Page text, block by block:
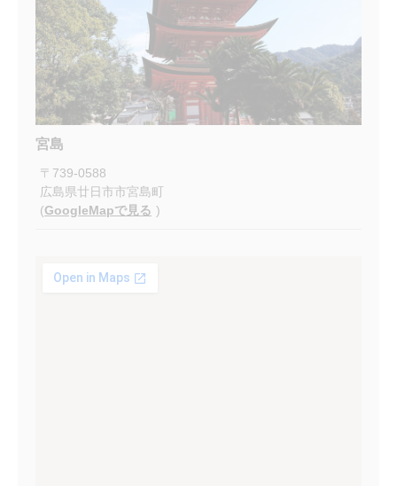
宮島
〒 739-0588
広島県廿日市市宮島町
(GoogleMapで見る )